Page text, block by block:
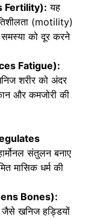
Fertility): यह
(motility)
को दूर करने
Fatigue):
शरीर को अंदर
और कमजोरी की
संतुलन बनाए
मासिक धर्म की
Bones):
जैसे खनिज हड्डियों